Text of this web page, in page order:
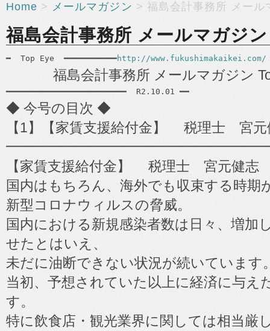
Home > メールマガジン > 福島会計事務所 メー
福島会計事務所 メールマガジ
━  Top Eye  ━━━━━━━━━━━http://www.fukushimakaikei.com/
福島会計事務所 メールマガジン
━━━━━━━━━━━━━━━━━━━━━━━━━  R2.10.01 ━━
◆ 今号の目次 ◆
【1】【家賃支援給付金】 税理士 宮元
【家賃支援給付金】 税理士 宮元健志
国内はもちろん、海外でも収束する時期
新型コロナウィルスの脅威。
国内における新規感染者数は日々、増加
せたとはいえ、
未だに油断できない状況が続いています
当初、予想されていた以上に経済に与え
す。
特に飲食店・観光業界に関しては相当厳